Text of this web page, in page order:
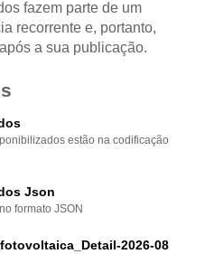
fazem parte de um
recorrente e, portanto,
a sua publicação.
estão na codificação
Json
formato JSON
2026-08